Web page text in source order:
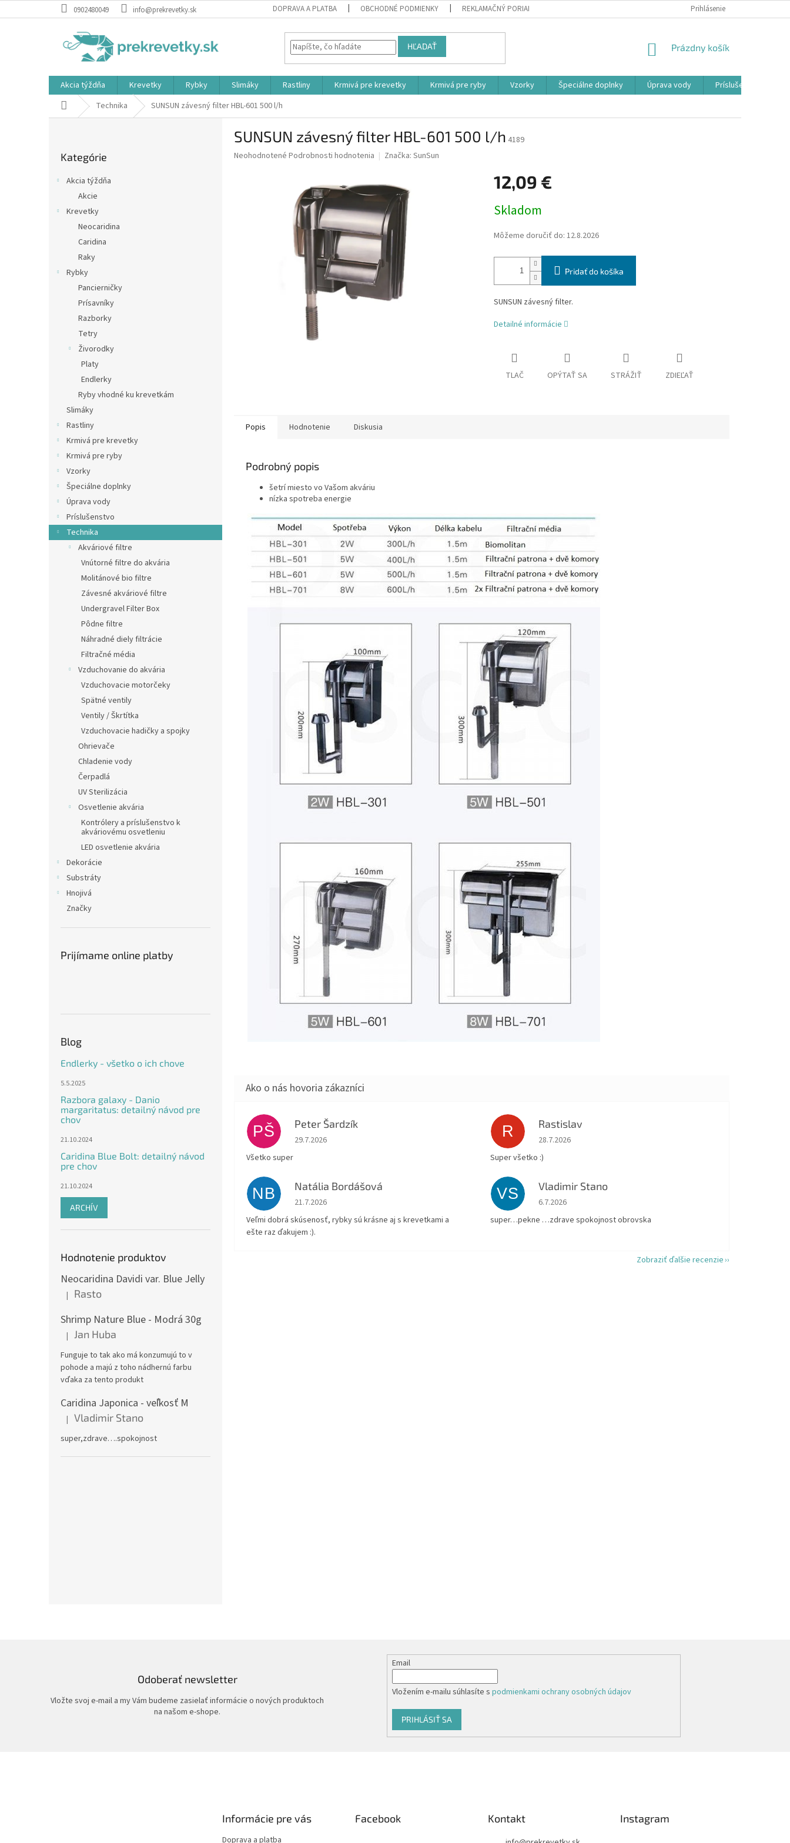
na
0902480049 info@prekrevetky.sk DOPRAVA A PLATBA OBCHODNÉ PODMIENKY REKLAMAČNÝ PORIADOK PODMIENKY OCHRANY OSOBNÝCH ÚDAJOVPrihlásenie
HĽADAŤ
NÁKUPNÝ
Prázdny košík
Akcia týždňa Krevetky Rybky Slimáky Rastliny Krmivá pre krevetky Krmivá pre ryby Vzorky Špeciálne doplnky Úprava vody Príslušenstvo
Domov Technika SUNSUN závesný filter HBL-601 500 l/h
kategórie
Kategórie
Akcia týždňa
Akcie
Krevetky
Neocaridina
Caridina
Raky
Rybky
Pancierničky
Prísavníky
Razborky
Tetry
Živorodky
Platy
Endlerky
Ryby vhodné ku krevetkám
Slimáky
Rastliny
Krmivá pre krevetky
Krmivá pre ryby
Vzorky
Špeciálne doplnky
Úprava vody
Príslušenstvo
Technika
Akváriové filtre
Vnútorné filtre do akvária
Molitánové bio filtre
Závesné akváriové filtre
Undergravel Filter Box
Pôdne filtre
Náhradné diely filtrácie
Filtračné média
Vzduchovanie do akvária
Vzduchovacie motorčeky
Spätné ventily
Ventily / Škrtítka
Vzduchovacie hadičky a spojky
Ohrievače
Chladenie vody
Čerpadlá
UV Sterilizácia
Osvetlenie akvária
Kontrólery a príslušenstvo k
akváriovému osvetleniu
LED osvetlenie akvária
Dekorácie
Substráty
Hnojivá
Značky
Prijímame online platby
Blog
Endlerky - všetko o ich chove
5.5.2025
Razbora galaxy - Danio
margaritatus: detailný návod pre
chov
21.10.2024
Caridina Blue Bolt: detailný návod
pre chov
21.10.2024
ARCHÍV
Hodnotenie produktov
Neocaridina Davidi var. Blue Jelly
Hodnotenie produktu je 5 z 5 hviezdičiek.
| Rasto
Shrimp Nature Blue - Modrá 30g
Hodnotenie produktu je 5 z 5 hviezdičiek.
| Jan Huba
Funguje to tak ako má konzumujú to v
pohode a majú z toho nádhernú farbu
vďaka za tento produkt
Caridina Japonica - veľkosť M
Hodnotenie produktu je 5 z 5 hviezdičiek.
| Vladimir Stano
super,zdrave….spokojnost
SUNSUN závesný filter HBL-601 500 l/h 4189
Priemerné
Neohodnotené Podrobnosti hodnotenia Značka: SunSun
12,09 €
cena:
Skladom
Môžeme doručiť do: 12.8.2026
Pridať do košíka
SUNSUN závesný filter.
Detailné informácie
TLAČ OPÝTAŤ SA STRÁŽIŤ ZDIEĽAŤ
Popis Hodnotenie Diskusia
Podrobný popis
šetrí miesto vo Vašom akváriu
nízka spotreba energie
PŠ Peter Šardzík
Hodnotenie obchodu je 5 z 5 hviezdičiek.
29.7.2026
Všetko super
R Rastislav
Hodnotenie obchodu je 5 z 5 hviezdičiek.
28.7.2026
Super všetko :)
NB Natália Bordášová
Hodnotenie obchodu je 5 z 5 hviezdičiek.
21.7.2026
Veľmi dobrá skúsenosť, rybky sú krásne aj s krevetkami a
ešte raz ďakujem :).
VS Vladimir Stano
Hodnotenie obchodu je 5 z 5 hviezdičiek.
6.7.2026
super…pekne …zdrave spokojnost obrovska
Zobraziť ďalšie recenzie
Odoberať newsletter
Vložte svoj e-mail a my Vám budeme zasielať informácie o nových produktoch
na našom e-shope.
Email
Vložením e-mailu súhlasíte spodmienkami ochrany osobných údajov
PRIHLÁSIŤ SA
Informácie pre vás
Doprava a platba
Facebook Kontakt Instagram